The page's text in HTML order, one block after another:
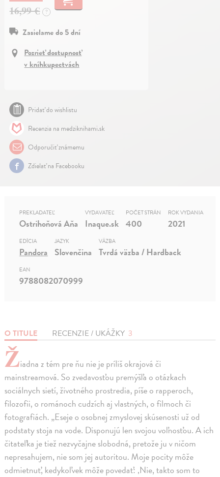
16,99 € ?
Zasielame do 5 dní
Pozrieť dostupnosť
v kníhkupectvách
Pridať do wishlistu
Recenzia na medziknihami.sk
Odporučiť známemu
Zdielať na Facebooku
O TITULE RECENZIE / UKÁŽKY 3
Žiadna z tém pre ňu nie je príliš okrajová či
mainstreamová. So zvedavosťou premýšľa o otázkach
sociálnych sietí, životného prostredia, píše o rapperoch,
filozofii, o románoch cudzích aj vlastných, o filmoch či
fotografiách. „Eseje o osobnej zmyslovej skúsenosti už od
podstaty stoja na vode. Disponujú len svojou voľnosťou. A ich
čitateľka je tiež nezvyčajne slobodná, pretože ju v ničom
nepresahujem, nie som jej autoritou. Moje pocity môže
odmietnuť, kedykoľvek môže povedať: ‚Nie, takto som to
PREKLADATEĽ
Ostrihoňová Aňa
VYDAVATEĽ
Inaque.sk
POČET STRÁN
400
ROK VYDANIA
2021
EDÍCIA
Pandora
JAZYK
Slovenčina
VÄZBA
Tvrdá väzba / Hardback
EAN
9788082070999